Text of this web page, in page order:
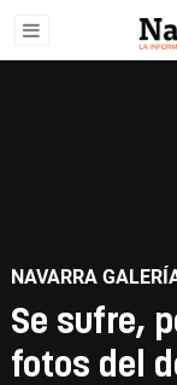
NAVARRA
Se sufre,
fotos del